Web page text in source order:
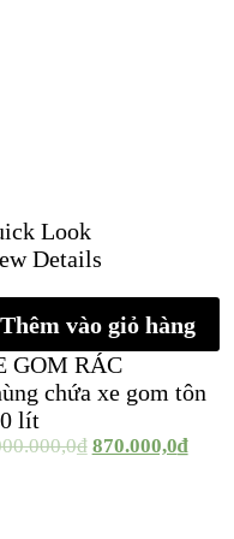
Look
Details
Thêm vào giỏ hàng
GOM RÁC
chứa xe gom tôn
lít
₫ 870.000,0₫